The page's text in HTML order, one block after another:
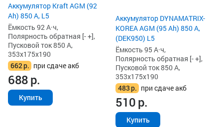
Аккумулятор Kraft AGM (92
Ah) 850 А, L5
Ёмкость 92 А·ч,
Полярность обратная [- +],
Пусковой ток 850 А,
353x175x190
662р. при сдаче акб
688р.
Купить
Аккумулятор DYNAMATRIX-
KOREA AGM (95 Ah) 850 А,
(DEK950) L5
Ёмкость 95 А·ч,
Полярность обратная [- +],
Пусковой ток 850 А,
353x175x190
483р. при сдаче акб
510р.
Купить